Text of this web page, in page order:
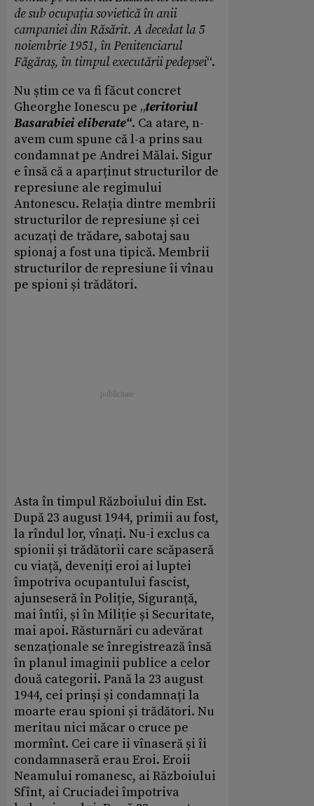
de sub ocupația sovietică în anii
campaniei din Răsărit. A decedat la 5
noiembrie 1951, în Penitenciarul
Făgăraș, în timpul executării pedepsei“.
Nu știm ce va fi făcut concret
Gheorghe Ionescu pe „teritoriul
Basarabiei eliberate“. Ca atare, n-
avem cum spune că l-a prins sau
condamnat pe Andrei Mălai. Sigur
e însă că a aparținut structurilor de
represiune ale regimului
Antonescu. Relația dintre membrii
structurilor de represiune și cei
acuzați de trădare, sabotaj sau
spionaj a fost una tipică. Membrii
structurilor de represiune îi vînau
pe spioni și trădători.
Asta în timpul Războiului din Est.
După 23 august 1944, primii au fost,
la rîndul lor, vînați. Nu-i exclus ca
spionii și trădătorii care scăpaseră
cu viață, deveniți eroi ai luptei
împotriva ocupantului fascist,
ajunseseră în Poliție, Siguranță,
mai întîi, și în Miliție și Securitate,
mai apoi. Răsturnări cu adevărat
senzaționale se înregistrează însă
în planul imaginii publice a celor
două categorii. Pană la 23 august
1944, cei prinși și condamnați la
moarte erau spioni și trădători. Nu
meritau nici măcar o cruce pe
mormînt. Cei care ii vînaseră și îi
condamnaseră erau Eroi. Eroii
Neamului romanesc, ai Războiului
Sfînt, ai Cruciadei împotriva